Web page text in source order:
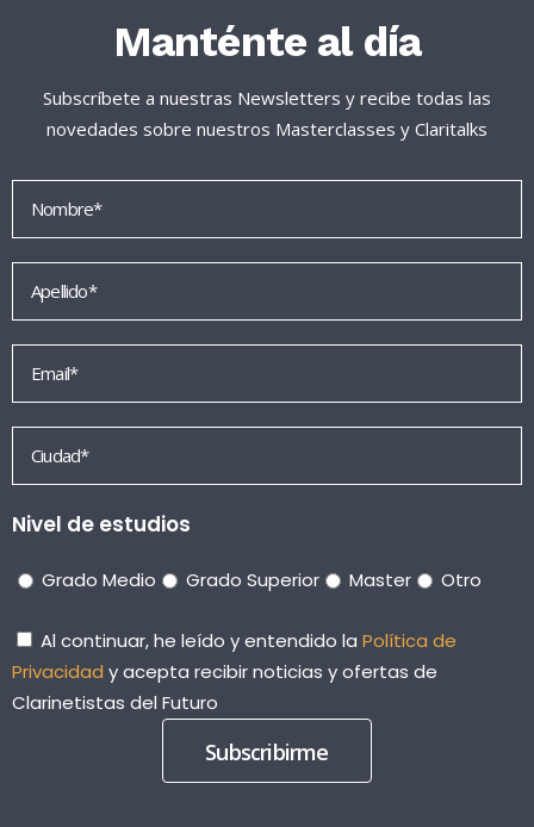
Manténte al día
Subscríbete a nuestras Newsletters y recibe todas las
novedades sobre nuestros Masterclasses y Claritalks
Nivel de estudios
Grado Medio Grado Superior Master Otro
Al continuar, he leído y entendido la Política de
Privacidad y acepta recibir noticias y ofertas de
Clarinetistas del Futuro